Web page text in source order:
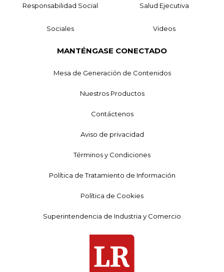
Responsabilidad Social Salud Ejecutiva
Sociales Videos
MANTÉNGASE CONECTADO
Mesa de Generación de Contenidos
Nuestros Productos
Contáctenos
Aviso de privacidad
Términos y Condiciones
Política de Tratamiento de Información
Política de Cookies
Superintendencia de Industria y Comercio